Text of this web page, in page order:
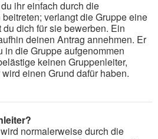
ihr einfach durch die
verlangt die Gruppe eine
dich für sie bewerben. Ein
deinen Antrag annehmen. Er
in die Gruppe aufgenommen
keinen Gruppenleiter,
einen Grund dafür haben.
normalerweise durch die